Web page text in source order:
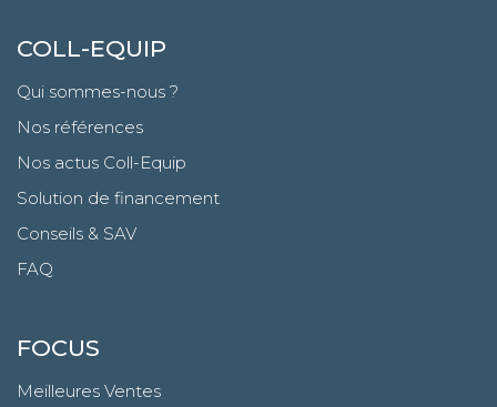
COLL-EQUIP
Qui sommes-nous ?
Nos références
Nos actus Coll-Equip
Solution de financement
Conseils & SAV
FAQ
FOCUS
Meilleures Ventes